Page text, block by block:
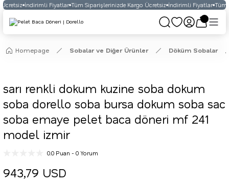
İndirimli Fiyatlar Tüm Siparişlerinizde Kargo Ücretsiz İndirimli Fiyatlar Tüm
Homepage Sobalar ve Diğer Ürünler Döküm Sobalar
sarı renkli dokum kuzine soba dokum
soba dorello soba bursa dokum soba sac
soba emaye pelet baca döneri mf 241
model izmir
0.0 Puan - 0 Yorum
943,79 USD